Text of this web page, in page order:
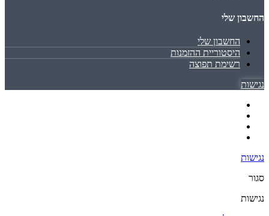
החשבון שלי
החשבון שלי
היסטוריית ההזמנות
רשימת תפוצה
נגישות
נגישות
סגור
נגישות